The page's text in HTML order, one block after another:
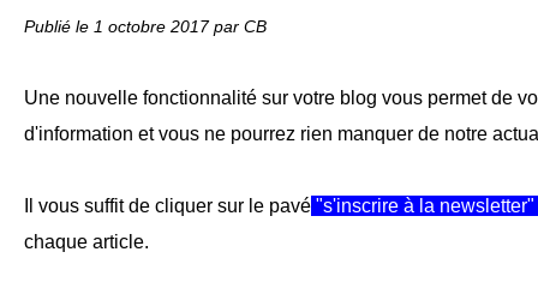
Publié le 1 octobre 2017par CB
Une nouvelle fonctionnalité sur votre blog vous permet de
d'information et vous ne pourrez rien manquer de notre
Il vous suffit de cliquer sur le pavé "s'inscrire à la newsletter"
chaque article.